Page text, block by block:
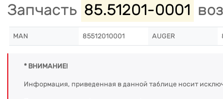
Запчасть 85.51201-0001
MAN 85512010001 AUGER
* ВНИМАНИЕ!
Информация, приведенная в данной таблице носит